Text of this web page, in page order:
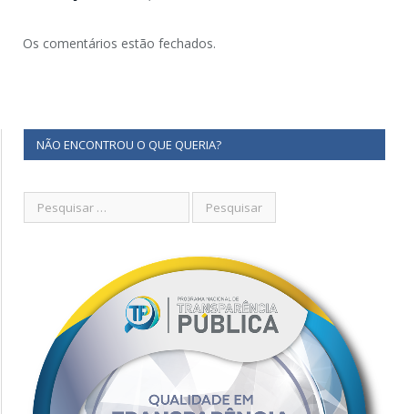
Os comentários estão fechados.
NÃO ENCONTROU O QUE QUERIA?